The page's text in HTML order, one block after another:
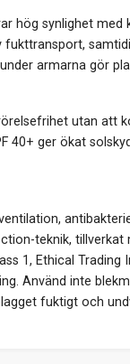
hög synlighet
armarna gör
utan att
40+ ger ökat
teknik, tillverkat
1, Ethical Trading
Använd inte
fuktigt och